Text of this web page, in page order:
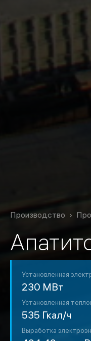
Производство
Установленная
230 МВт
Установленная
535 Гкал/ч
Выработка